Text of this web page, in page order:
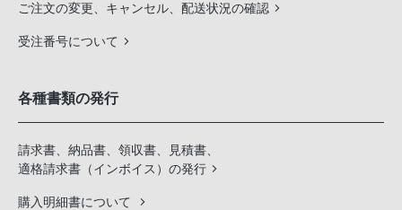
ご注文の変更、キャンセル、配送状況の確認
受注番号について
各種書類の発行
請求書、納品書、領収書、見積書、
適格請求書（インボイス）の発行
購入明細書について